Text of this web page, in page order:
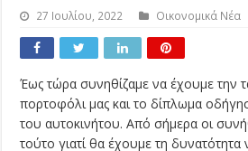
27 Ιουλίου, 2022 Οικονομικά Νέα
Έως τώρα συνηθίζαμε να έχουμε την
πορτοφόλι μας και το δίπλωμα
του αυτοκινήτου. Από σήμερα οι
τούτο γιατί θα έχουμε τη